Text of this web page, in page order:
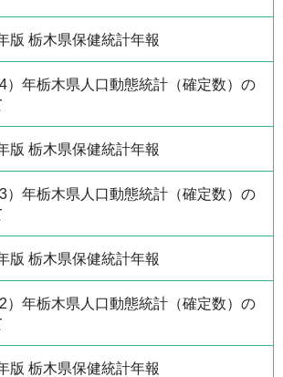
版 栃木県保健統計年報
）年栃木県人口動態統計（確定数）の
版 栃木県保健統計年報
）年栃木県人口動態統計（確定数）の
版 栃木県保健統計年報
）年栃木県人口動態統計（確定数）の
版 栃木県保健統計年報